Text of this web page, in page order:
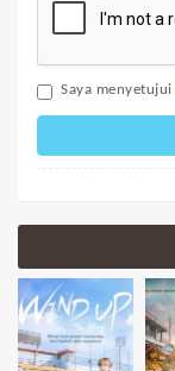
Saya menyetujui